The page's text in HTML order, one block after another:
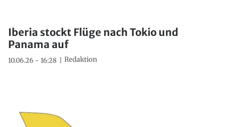
Iberia stockt Flüge nach Tokio und
Panama auf
10.06.26 - 16:28 Redaktion